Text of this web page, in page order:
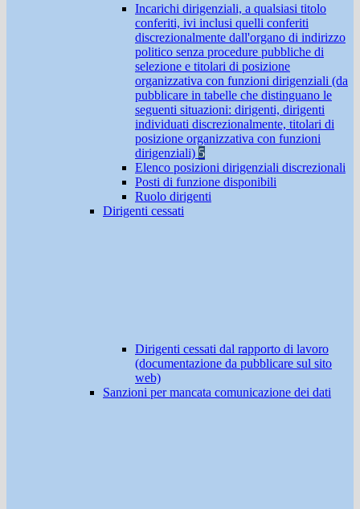
Incarichi dirigenziali, a qualsiasi titolo
conferiti, ivi inclusi quelli conferiti
discrezionalmente dall'organo di indirizzo
politico senza procedure pubbliche di
selezione e titolari di posizione
organizzativa con funzioni dirigenziali (da
pubblicare in tabelle che distinguano le
seguenti situazioni: dirigenti, dirigenti
individuati discrezionalmente, titolari di
posizione organizzativa con funzioni
dirigenziali) 5
Elenco posizioni dirigenziali discrezionali
Posti di funzione disponibili
Ruolo dirigenti
Dirigenti cessati
Dirigenti cessati dal rapporto di lavoro
(documentazione da pubblicare sul sito
web)
Sanzioni per mancata comunicazione dei dati